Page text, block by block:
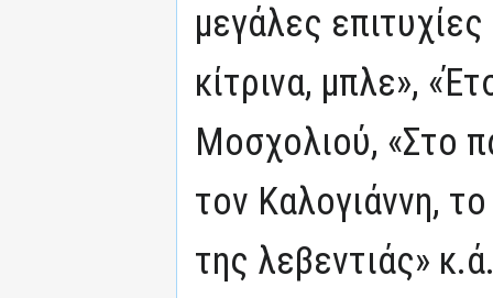
μεγάλες
κίτρινα, μπλε»,
Μοσχολιού, «Στο
τον Καλογιάννη,
της λεβεντιάς»